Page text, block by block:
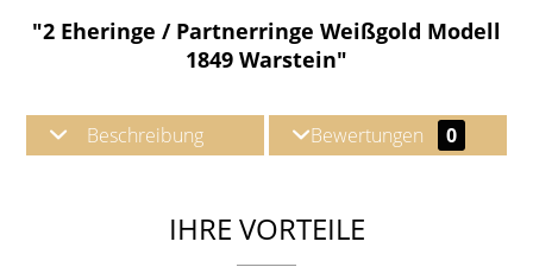
"2 Eheringe / Partnerringe Weißgold Modell
1849 Warstein"
Beschreibung Bewertungen 0
IHRE VORTEILE